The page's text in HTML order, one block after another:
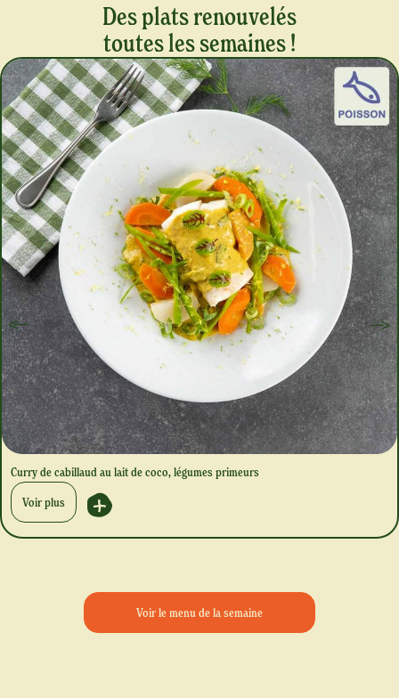
Des plats renouvelés
toutes les semaines !
Curry de cabillaud au lait de coco, légumes primeurs
Voir plus
Voir le menu de la semaine